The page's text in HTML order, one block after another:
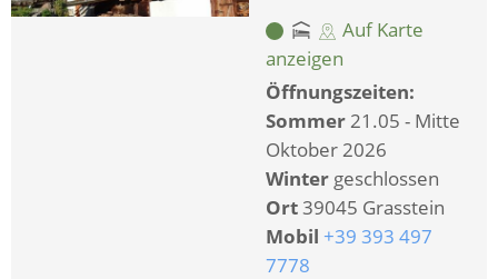
Auf Karte
anzeigen
Öffnungszeiten:
Sommer21.05 - Mitte
Oktober 2026
Winter geschlossen
Ort39045 Grasstein
Mobil +39 393 497
7778